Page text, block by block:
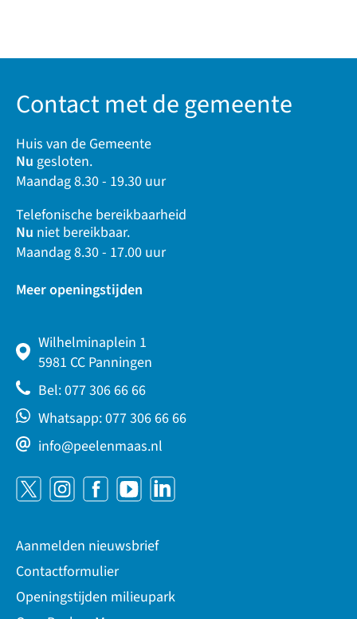
Contact met de gemeente
Huis van de Gemeente
Nu gesloten.
Maandag 8.30 - 19.30 uur
Telefonische bereikbaarheid
Nu niet bereikbaar.
Maandag 8.30 - 17.00 uur
Meer openingstijden
Wilhelminaplein 1
5981 CC Panningen
Bel: 077 306 66 66
Whatsapp: 077 306 66 66
info@peelenmaas.nl
Aanmelden nieuwsbrief
Contactformulier
Openingstijden milieupark